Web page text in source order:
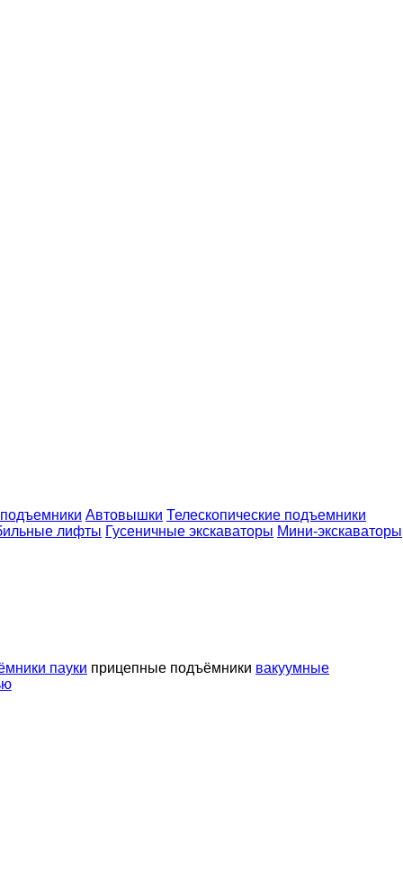
Автовышки Телескопические подъемники
лифты Гусеничные экскаваторы Мини-экскаваторы
пауки прицепные подъёмники вакуумные